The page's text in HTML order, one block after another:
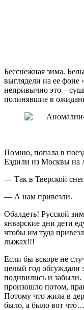
Бесснежная зима.
выглядели на ее
непривычно это –
полинявшие в
Помню, попала в
Ездили из Москвы на
— Так в Тверской
— А нам привезли.
Обалдеть! Русской
январские дни дети
чтобы им туда
лыжах!!!
Если бы вскоре не
целый год
подивились и
произошло потом,
Потому что жила в
было, а было вот что…